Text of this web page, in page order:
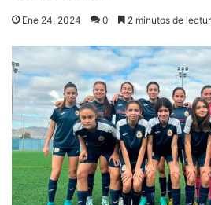
Ene 24, 2024 0 2 minutos de